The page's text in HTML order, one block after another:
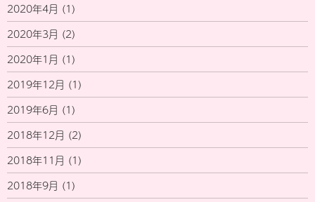
2020年4月 (1)
2020年3月 (2)
2020年1月 (1)
2019年12月 (1)
2019年6月 (1)
2018年12月 (2)
2018年11月 (1)
2018年9月 (1)